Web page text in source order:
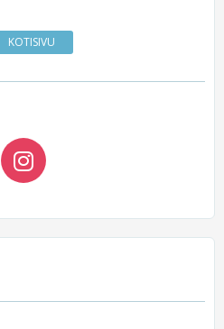
KOTISIVU